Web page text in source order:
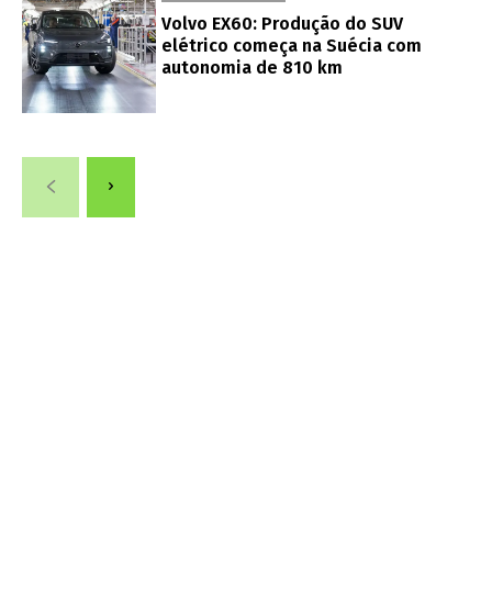
Volvo EX60: Produção do SUV
elétrico começa na Suécia com
autonomia de 810 km